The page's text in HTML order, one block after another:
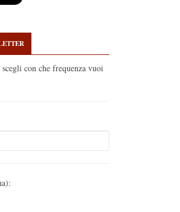
con che frequenza vuoi